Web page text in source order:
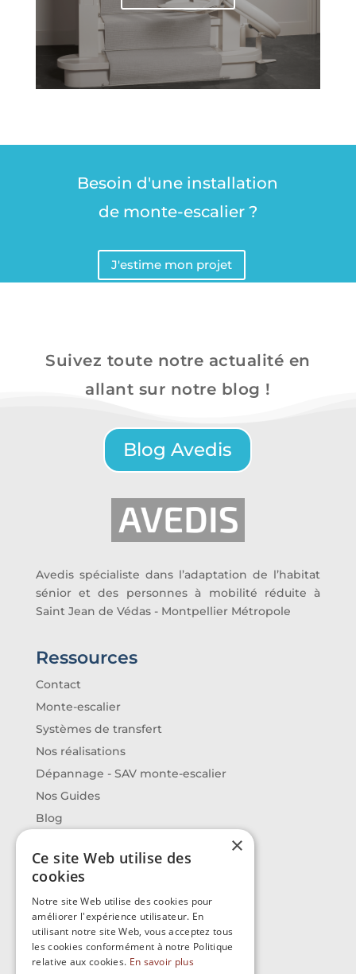
Besoin d'une installation
de monte-escalier ?
J'estime mon projet
Suivez toute notre actualité en
allant sur notre blog !
Blog Avedis
Avedis spécialiste dans l’adaptation de l’habitat
sénior et des personnes à mobilité réduite à
Saint Jean de Védas - Montpellier Métropole
Ressources
Contact
Monte-escalier
Systèmes de transfert
Nos réalisations
Dépannage - SAV monte-escalier
Nos Guides
Blog
Contact
14 route de Montpellier
34430 SAINT-JEAN-DE-VEDAS
×
Ce site Web utilise des
cookies
Notre site Web utilise des cookies pour
améliorer l'expérience utilisateur. En
utilisant notre site Web, vous acceptez tous
les cookies conformément à notre Politique
relative aux cookies. En savoir plus